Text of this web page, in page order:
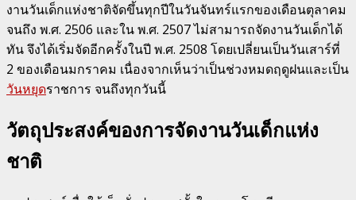
งานวันเด็กแห่งชาติจัดขึ้นทุกปีในวันจันทร์แรกของเดือนตุลาคม
จนถึง พ.ศ. 2506 และใน พ.ศ. 2507 ไม่สามารถจัดงานวันเด็กได้
ทัน จึงได้เริ่มจัดอีกครั้งในปี พ.ศ. 2508 โดยเปลี่ยนเป็นวันเสาร์ที่
2 ของเดือนมกราคม เนื่องจากเห็นว่าเป็นช่วงหมดฤดูฝนและเป็น
วันหยุดราชการ จนถึงทุกวันนี้
วัตถุประสงค์ของการจัดงานวันเด็กแห่ง
ชาติ